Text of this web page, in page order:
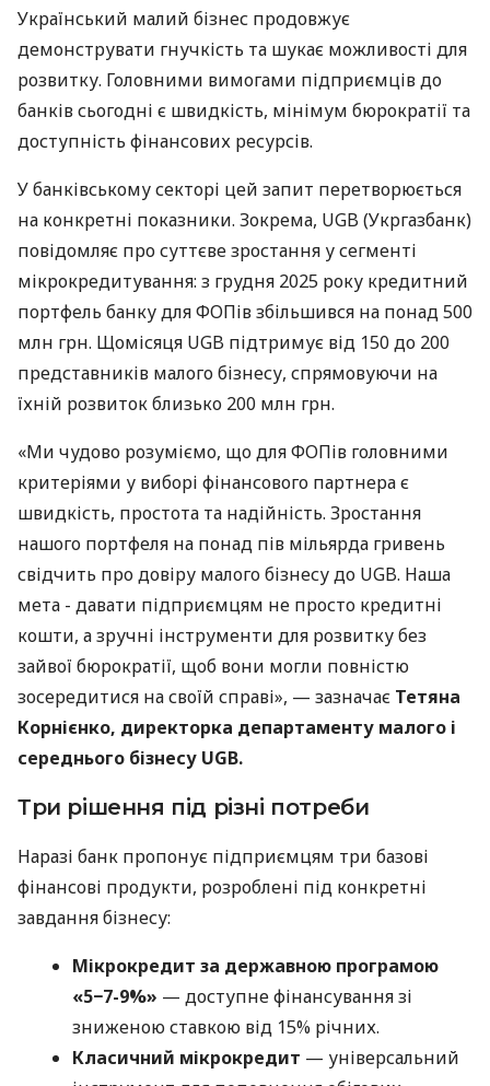
Український малий бізнес продовжує
демонструвати гнучкість та шукає можливості для
розвитку. Головними вимогами підприємців до
банків сьогодні є швидкість, мінімум бюрократії та
доступність фінансових ресурсів.
У банківському секторі цей запит перетворюється
на конкретні показники. Зокрема, UGB (Укргазбанк)
повідомляє про суттєве зростання у сегменті
мікрокредитування: з грудня 2025 року кредитний
портфель банку для ФОПів збільшився на понад 500
млн грн. Щомісяця UGB підтримує від 150 до 200
представників малого бізнесу, спрямовуючи на
їхній розвиток близько 200 млн грн.
«Ми чудово розуміємо, що для ФОПів головними
критеріями у виборі фінансового партнера є
швидкість, простота та надійність. Зростання
нашого портфеля на понад пів мільярда гривень
свідчить про довіру малого бізнесу до UGB. Наша
мета - давати підприємцям не просто кредитні
кошти, а зручні інструменти для розвитку без
зайвої бюрократії, щоб вони могли повністю
зосередитися на своїй справі», — зазначає Тетяна
Корнієнко, директорка департаменту малого і
середнього бізнесу UGB.
Три рішення під різні потреби
Наразі банк пропонує підприємцям три базові
фінансові продукти, розроблені під конкретні
завдання бізнесу:
Мікрокредит за державною програмою
«5−7-9%» — доступне фінансування зі
зниженою ставкою від 15% річних.
Класичний мікрокредит — універсальний